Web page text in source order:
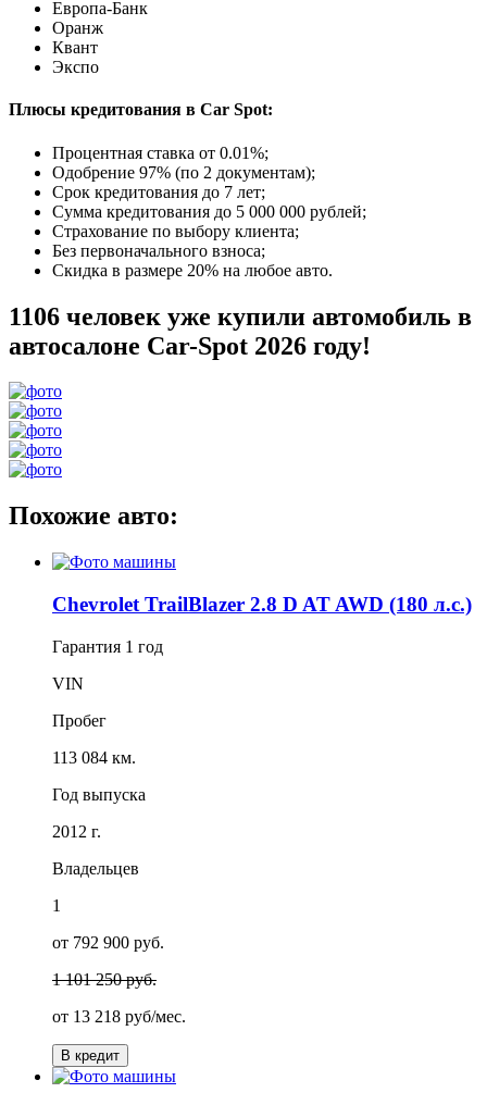
Европа-Банк
Оранж
Квант
Экспо
Плюсы кредитования в Car Spot:
Процентная ставка от 0.01%;
Одобрение 97% (по 2 документам);
Срок кредитования до 7 лет;
Сумма кредитования до 5 000 000 рублей;
Страхование по выбору клиента;
Без первоначального взноса;
Скидка в размере 20% на любое авто.
1106 человек уже купили автомобиль в
автосалоне Car-Spot 2026 году!
Похожие авто:
Chevrolet TrailBlazer 2.8 D AT AWD (180 л.с.)
Гарантия 1 год
VIN
Пробег
113 084 км.
Год выпуска
2012 г.
Владельцев
1
от 792 900 руб.
1 101 250 руб.
от 13 218 руб/мес.
В кредит